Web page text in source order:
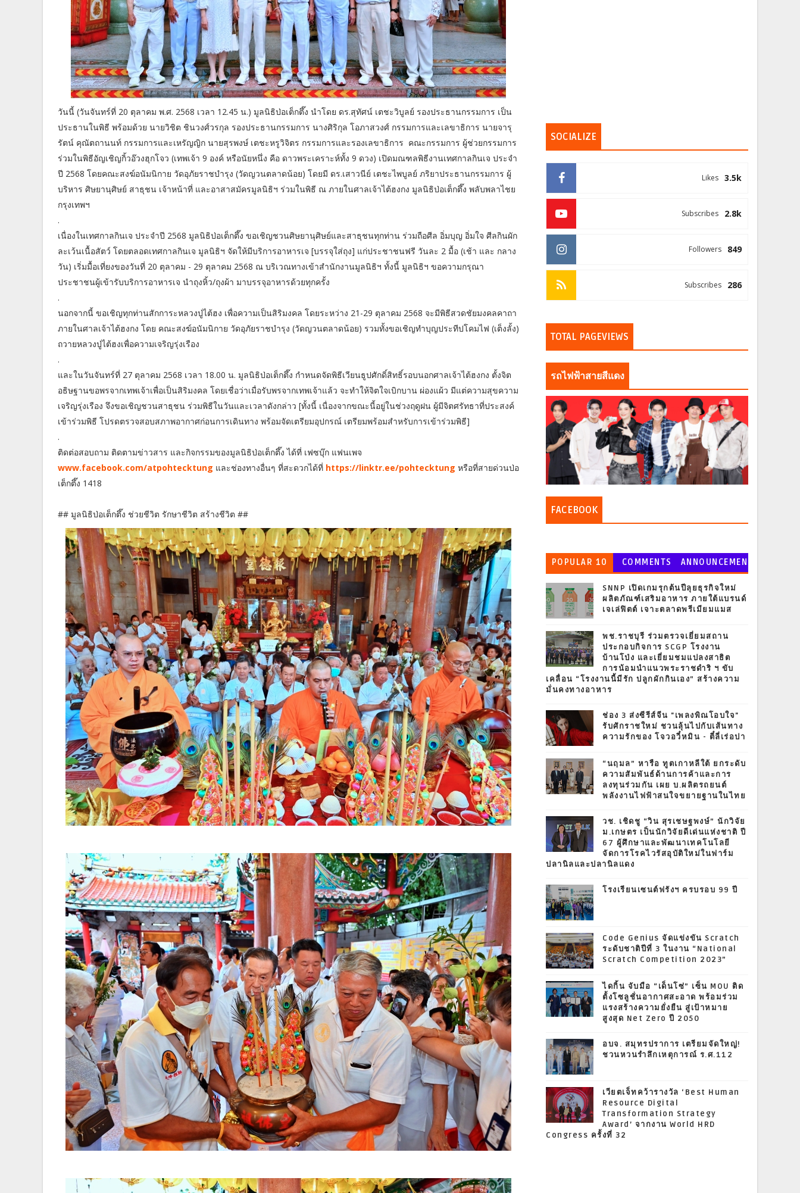
วันนี้ (วันจันทร์ที่ 20 ตุลาคม พ.ศ. 2568 เวลา 12.45 น.) มูลนิธิป่อเต็กตึ๊ง นำโดย ดร.สุทัศน์ เตชะวิบูลย์ รองประธานกรรมการ เป็น
ประธานในพิธี พร้อมด้วย นายวิชิต ชินวงศ์วรกุล รองประธานกรรมการ นางศิริกุล โอภาสวงศ์ กรรมการและเลขาธิการ นายจารุ
รัตน์ คุณัตถานนท์ กรรมการและเหรัญญิก นายสุรพงษ์ เตชะหรูวิจิตร กรรมการและรองเลขาธิการ คณะกรรมการ ผู้ช่วยกรรมการ
ร่วมในพิธีอัญเชิญกิ้วอ๊วงฮุกโจว (เทพเจ้า 9 องค์ หรือนัยหนึ่ง คือ ดาวพระเคราะห์ทั้ง 9 ดวง) เปิดมณฑลพิธีงานเทศกาลกินเจ ประจำ
ปี 2568 โดยคณะสงฆ์อนัมนิกาย วัดอุภัยราชบำรุง (วัดญวนตลาดน้อย) โดยมี ดร.เสาวนีย์ เตชะไพบูลย์ ภริยาประธานกรรมการ ผู้
บริหาร ศิษยานุศิษย์ สาธุชน เจ้าหน้าที่ และอาสาสมัครมูลนิธิฯ ร่วมในพิธี ณ ภายในศาลเจ้าไต้ฮงกง มูลนิธิป่อเต็กตึ๊ง พลับพลาไชย
กรุงเทพฯ
.
เนื่องในเทศกาลกินเจ ประจำปี 2568 มูลนิธิป่อเต็กตึ๊ง ขอเชิญชวนศิษยานุศิษย์และสาธุชนทุกท่าน ร่วมถือศีล อิ่มบุญ อิ่มใจ ศีลกินผัก
ละเว้นเนื้อสัตว์ โดยตลอดเทศกาลกินเจ มูลนิธิฯ จัดให้มีบริการอาหารเจ [บรรจุใส่ถุง] แก่ประชาชนฟรี วันละ 2 มื้อ (เช้า และ กลาง
วัน) เริ่มมื้อเที่ยงของวันที่ 20 ตุลาคม - 29 ตุลาคม 2568 ณ บริเวณทางเข้าสำนักงานมูลนิธิฯ ทั้งนี้ มูลนิธิฯ ขอความกรุณา
ประชาชนผู้เข้ารับบริการอาหารเจ นำถุงหิ้ว/ถุงผ้า มาบรรจุอาหารด้วยทุกครั้ง
.
นอกจากนี้ ขอเชิญทุกท่านสักการะหลวงปู่ไต้ฮง เพื่อความเป็นสิริมงคล โดยระหว่าง 21-29 ตุลาคม 2568 จะมีพิธีสวดชัยมงคลคาถา
ภายในศาลเจ้าไต้ฮงกง โดย คณะสงฆ์อนัมนิกาย วัดอุภัยราชบำรุง (วัดญวนตลาดน้อย) รวมทั้งขอเชิญทำบุญประทีปโคมไฟ (เต็งลั้ง)
ถวายหลวงปู่ไต้ฮงเพื่อความเจริญรุ่งเรือง
.
และในวันจันทร์ที่ 27 ตุลาคม 2568 เวลา 18.00 น. มูลนิธิป่อเต็กตึ๊ง กำหนดจัดพิธีเวียนธูปศักดิ์สิทธิ์รอบนอกศาลเจ้าไต้ฮงกง ตั้งจิต
อธิษฐานขอพรจากเทพเจ้าเพื่อเป็นสิริมงคล โดยเชื่อว่าเมื่อรับพรจากเทพเจ้าแล้ว จะทำให้จิตใจเบิกบาน ผ่องแผ้ว มีแต่ความสุขความ
เจริญรุ่งเรือง จึงขอเชิญชวนสาธุชน ร่วมพิธีในวันและเวลาดังกล่าว [ทั้งนี้ เนื่องจากขณะนี้อยู่ในช่วงฤดูฝน ผู้มีจิตศรัทธาที่ประสงค์
เข้าร่วมพิธี โปรดตรวจสอบสภาพอากาศก่อนการเดินทาง พร้อมจัดเตรียมอุปกรณ์ เตรียมพร้อมสำหรับการเข้าร่วมพิธี]
.
ติดต่อสอบถาม ติดตามข่าวสาร และกิจกรรมของมูลนิธิป่อเต็กตึ๊ง ได้ที่ เฟซบุ๊ก แฟนเพจ
www.facebook.com/atpohtecktung และช่องทางอื่นๆ ที่สะดวกได้ที่ https://linktr.ee/pohtecktung หรือที่สายด่วนป่อ
เต็กตึ๊ง 1418
## มูลนิธิป่อเต็กตึ๊ง ช่วยชีวิต รักษาชีวิต สร้างชีวิต ##
SOCIALIZE
3.5k
Likes
2.8k
Subscribes
849
Followers
286
Subscribes
TOTAL PAGEVIEWS
รถไฟฟ้าสายสีแดง
FACEBOOK
POPULAR 10 COMMENTS
ANNOUNCEMEN
T
SNNP เปิดเกมรุกต้นปีลุยธุรกิจใหม่
ผลิตภัณฑ์เสริมอาหาร ภายใต้แบรนด์
เจเล่ฟิตต์ เจาะตลาดพรีเมียมแมส
พช.ราชบุรี ร่วมตรวจเยี่ยมสถาน
ประกอบกิจการ SCGP โรงงาน
บ้านโป่ง และเยี่ยมชมแปลงสาธิต
การน้อมนำแนวพระราชดำริ ฯ ขับ
เคลื่อน “โรงงานนี้มีรัก ปลูกผักกินเอง” สร้างความ
มั่นคงทางอาหาร
ช่อง 3 ส่งซีรีส์จีน "เพลงพิณโอบใจ"
รับศักราชใหม่ ชวนลุ้นไปกับเส้นทาง
ความรักของ โจวอวี๋หมิน - ตี๋ลี่เร่อปา
“นฤมล” หารือ ทูตเกาหลีใต้ ยกระดับ
ความสัมพันธ์ด้านการค้าและการ
ลงทุนร่วมกัน เผย บ.ผลิตรถยนต์
พลังงานไฟฟ้าสนใจขยายฐานในไทย
วช. เชิดชู “วิน สุรเชษฐพงษ์” นักวิจัย
ม.เกษตร เป็นนักวิจัยดีเด่นแห่งชาติ ปี
67 ผู้ศึกษาและพัฒนาเทคโนโลยี
จัดการโรคไวรัสอุบัติใหม่ในฟาร์ม
ปลานิลและปลานิลแดง
โรงเรียนเซนต์ฟรังฯ ครบรอบ 99 ปี
Code Genius จัดแข่งขัน Scratch
ระดับชาติปีที่ 3 ในงาน “National
Scratch Competition 2023”
ไดกิ้น จับมือ “เด็นโซ่” เซ็น MOU ติด
ตั้งโซลูชั่นอากาศสะอาด พร้อมร่วม
แรงสร้างความยั่งยืน สู่เป้าหมาย
สูงสุด Net Zero ปี 2050
อบจ. สมุทรปราการ เตรียมจัดใหญ่!
ชวนหวนรำลึกเหตุการณ์ ร.ศ.112
เวียตเจ็ทคว้ารางวัล ‘Best Human
Resource Digital
Transformation Strategy
Award’ จากงาน World HRD
Congress ครั้งที่ 32